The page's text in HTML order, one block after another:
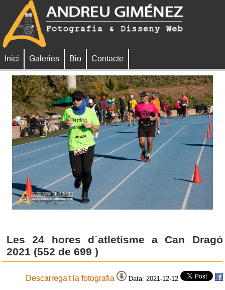
Inici Galeries Bio Contacte
Les 24 hores d´atletisme a Can Dragó
2021 (552 de 699 )
Descarrega't la fotografia Data: 2021-12-12